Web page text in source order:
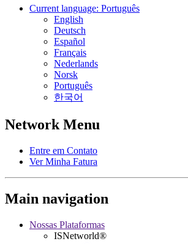
Current language: Português
English
Deutsch
Español
Français
Nederlands
Norsk
Português
한국어
Network Menu
Entre em Contato
Ver Minha Fatura
Main navigation
Nossas Plataformas
ISNetworld®